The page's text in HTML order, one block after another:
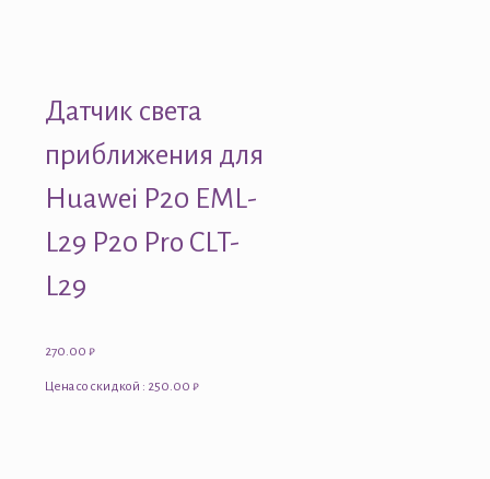
Датчик света
приближения для
Huawei P20 EML-
L29 P20 Pro CLT-
L29
270.00 ₽
Цена со скидкой : 250.00 ₽